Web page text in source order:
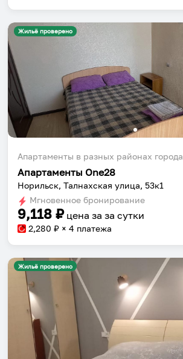
Жильё проверено
Апартаменты в разных районах города
Апартаменты One28
Норильск, Талнахская улица, 53к1
Мгновенное бронирование
9,118 ₽ цена за за сутки
2,280 ₽ × 4 платежа
Жильё проверено